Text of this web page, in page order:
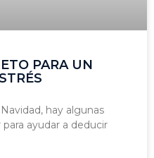
PARA UN
hay algunas
ayudar a deducir